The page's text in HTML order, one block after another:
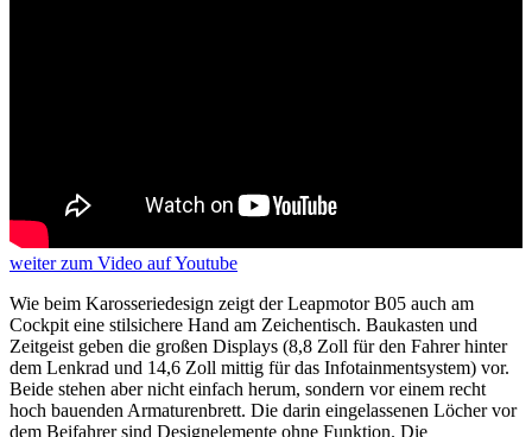
weiterzum Video auf Youtube
Wie beim Karosseriedesign zeigt der Leapmotor B05 auch am
Cockpit eine stilsichere Hand am Zeichentisch. Baukasten und
Zeitgeist geben die großen Displays (8,8 Zoll für den Fahrer hinter
dem Lenkrad und 14,6 Zoll mittig für das Infotainmentsystem) vor.
Beide stehen aber nicht einfach herum, sondern vor einem recht
hoch bauenden Armaturenbrett. Die darin eingelassenen Löcher vor
dem Beifahrer sind Designelemente ohne Funktion. Die